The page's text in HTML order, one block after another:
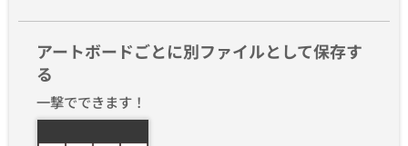
アートボードごとに別ファイルとして保存す
る
一撃でできます！